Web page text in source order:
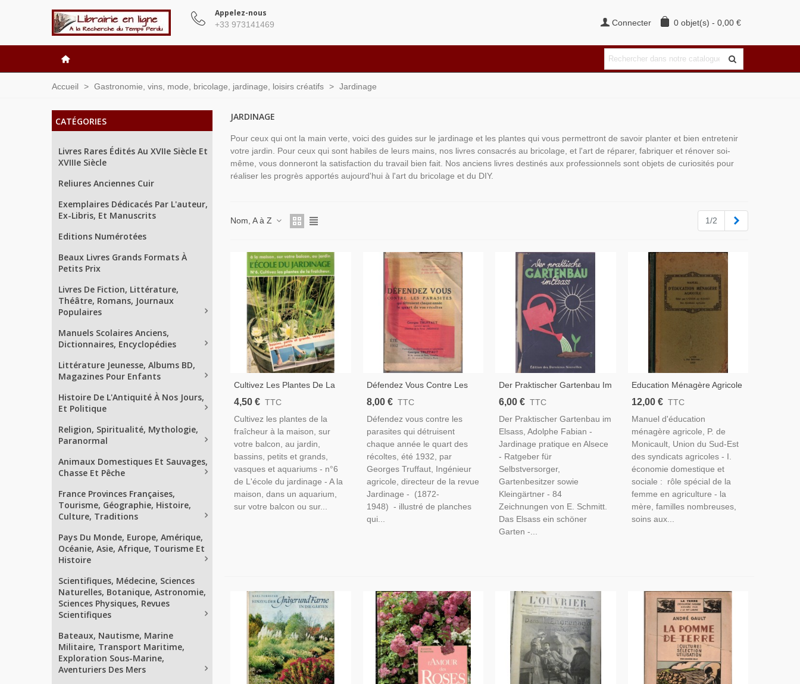
Appelez-nous
+33 973141469 Connecter 0 objet(s) - 0,00 €
Accueil > Gastronomie, vins, mode, bricolage, jardinage, loisirs créatifs > Jardinage
CATÉGORIES
Livres Rares Édités Au XVIIe Siècle Et
XVIIIe Siècle
Reliures Anciennes Cuir
Exemplaires Dédicacés Par L'auteur,
Ex-Libris, Et Manuscrits
Editions Numérotées
Beaux Livres Grands Formats À
Petits Prix
Livres De Fiction, Littérature,
Théâtre, Romans, Journaux
Populaires
Manuels Scolaires Anciens,
Dictionnaires, Encyclopédies
Littérature Jeunesse, Albums BD,
Magazines Pour Enfants
Histoire De L'Antiquité À Nos Jours,
Et Politique
Religion, Spiritualité, Mythologie,
Paranormal
Animaux Domestiques Et Sauvages,
Chasse Et Pêche
France Provinces Françaises,
Tourisme, Géographie, Histoire,
Culture, Traditions
Pays Du Monde, Europe, Amérique,
Océanie, Asie, Afrique, Tourisme Et
Histoire
Scientifiques, Médecine, Sciences
Naturelles, Botanique, Astronomie,
Sciences Physiques, Revues
Scientifiques
Bateaux, Nautisme, Marine
Militaire, Transport Maritime,
Exploration Sous-Marine,
Aventuriers Des Mers
JARDINAGE
Pour ceux qui ont la main verte, voici des guides sur le jardinage et les plantes qui vous permettront de savoir planter et bien entretenir
votre jardin. Pour ceux qui sont habiles de leurs mains, nos livres consacrés au bricolage, et l'art de réparer, fabriquer et rénover soi-
même, vous donneront la satisfaction du travail bien fait. Nos anciens livres destinés aux professionnels sont objets de curiosités pour
réaliser les progrès apportés aujourd'hui à l'art du bricolage et du DIY.
Nom, A à Z 1/2
Cultivez Les Plantes De La
Fraîcheur, L'école Du
Jardinage N°6 1980- Plantes
Aquatiques, Jardinage,
Botanique, Flore, Bricolage,
4,50 € TTC
Cultivez les plantes de la
fraîcheur à la maison, sur
votre balcon, au jardin,
bassins, petits et grands,
vasques et aquariums - n°6
de L'école du jardinage - A la
maison, dans un aquarium,
sur votre balcon ou sur...
Défendez Vous Contre Les
Parasites Qui Détruisent Vos
Récoltes, Georges Truffaut,
1932 -, Agriculture,
Jardinage, Botanique,
8,00 € TTC
Défendez vous contre les
parasites qui détruisent
chaque année le quart des
récoltes, été 1932, par
Georges Truffaut, Ingénieur
agricole, directeur de la revue
Jardinage - (1872-
1948) - illustré de planches
qui...
Der Praktischer Gartenbau Im
Elsass, Adolphe Fabian, 1949
- Jardinage, Alsace,
Botanique,
6,00 € TTC
Der Praktischer Gartenbau im
Elsass, Adolphe Fabian -
Jardinage pratique en Alsece
- Ratgeber für
Selbstversorger,
Gartenbesitzer sowie
Kleingärtner - 84
Zeichnungen von E. Schmitt.
Das Elsass ein schöner
Garten -...
Education Ménagère Agricole
1929, Union Du Sud-Ouest
Syndicats Agricoles,
Monicault -, Sociologie,
Éducation Filles,
12,00 € TTC
Manuel d'éducation
ménagère agricole, P. de
Monicault, Union du Sud-Est
des syndicats agricoles - I.
économie domestique et
sociale : rôle spécial de la
femme en agriculture - la
mère, familles nombreuses,
soins aux...